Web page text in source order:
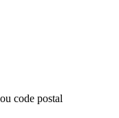
code postal